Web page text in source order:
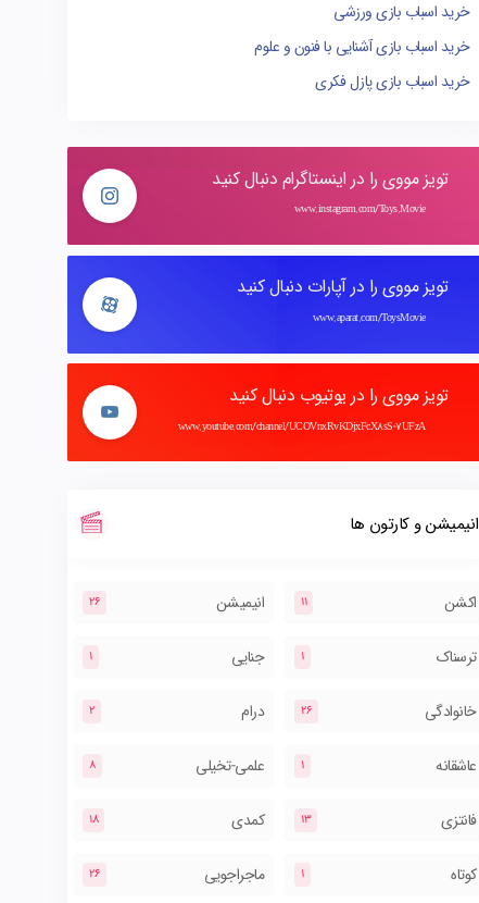
خرید اسباب بازی ورزشی
خرید اسباب بازی آشنایی با فنون و علوم
خرید اسباب بازی پازل فکری
تویز مووی را در اینستاگرام دنبال کنید
www.instagram.com/Toys.Movie
تویز مووی را در آپارات دنبال کنید
www.aparat.com/ToysMovie
تویز مووی را در یوتیوب دنبال کنید
www.youtube.com/channel/UCOVnxRvKDjxFcX8sS-7UFzA
انیمیشن و کارتون ها
اکشن 11 انیمیشن 26
ترسناک 1 جنایی 1
خانوادگی 26 درام 2
عاشقانه 1 علمی-تخیلی 8
فانتزی 13 کمدی 18
کوتاه 1 ماجراجویی 26